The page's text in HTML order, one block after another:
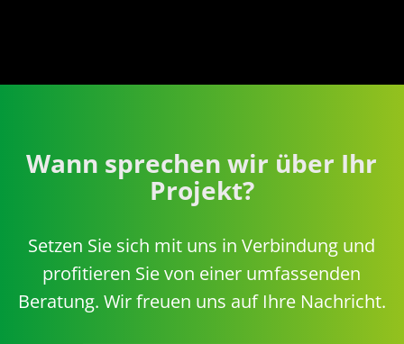
Wann sprechen wir über Ihr
Projekt?
Setzen Sie sich mit uns in Verbindung und
profitieren Sie von einer umfassenden
Beratung. Wir freuen uns auf Ihre Nachricht.